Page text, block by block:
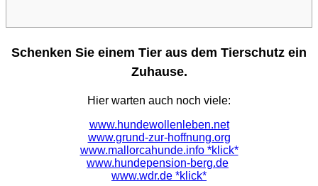
Schenken Sie einem Tier aus dem Tierschutz ein
Zuhause.
Hier warten auch noch viele:
www.hundewollenleben.net
www.grund-zur-hoffnung.org
www.mallorcahunde.info *klick*
www.hundepension-berg.de
www.wdr.de *klick*